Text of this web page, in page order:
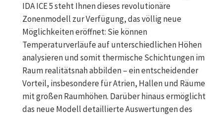
IDA ICE 5 steht Ihnen dieses revolutionäre
Zonenmodell zur Verfügung, das völlig neue
Möglichkeiten eröffnet: Sie können
Temperaturverläufe auf unterschiedlichen Höhen
analysieren und somit thermische Schichtungen im
Raum realitätsnah abbilden – ein entscheidender
Vorteil, insbesondere für Atrien, Hallen und Räume
mit großen Raumhöhen. Darüber hinaus ermöglicht
das neue Modell detaillierte Auswertungen des